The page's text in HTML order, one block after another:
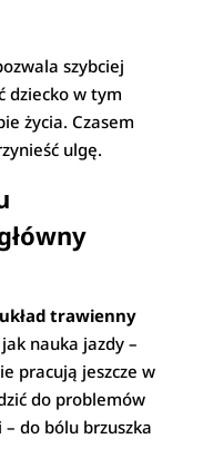
szybciej
dziecko w tym
życia. Czasem
ulgę.
układ trawienny
jak nauka jazdy –
pracują jeszcze w
do problemów
do bólu brzuszka